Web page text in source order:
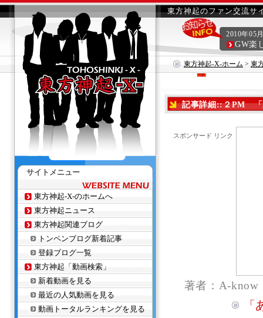
東方神起のファン交流サ
東方神起-X-ホーム > 東
2010年05
GW楽
記事詳細::２PM 「
スポンサード リンク
著者：A-know
サイトメニュー
東方神起-X-のホームへ
東方神起ニュース
東方神起関連ブログ
トンペンブログ新着記事
登録ブログ一覧
東方神起「動画検索」
新着動画を見る
最近の人気動画を見る
動画トータルランキングを見る